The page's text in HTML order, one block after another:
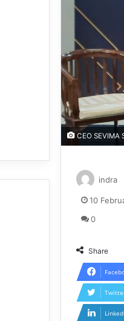
CEO
indra
10
0
Share